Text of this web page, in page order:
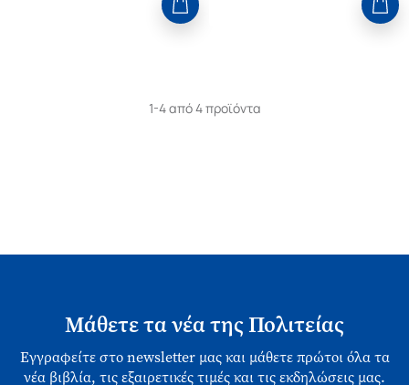
1-4 από 4 προϊόντα
Μάθετε τα νέα της Πολιτείας
Εγγραφείτε στο newsletter μας και μάθετε πρώτοι όλα τα
νέα βιβλία, τις εξαιρετικές τιμές και τις εκδηλώσεις μας.